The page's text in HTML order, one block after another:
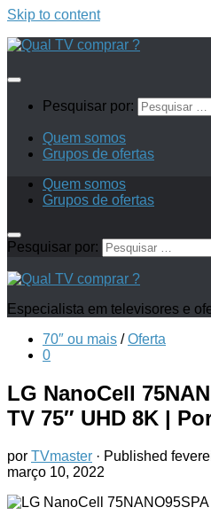
Skip to content
Pesquisar por:
Quem somos
Grupos de ofertas
Quem somos
Grupos de ofertas
Pesquisar por:
Especialista em televisores e
70″ ou mais / Oferta
0
LG NanoCell
TV 75″ UHD 8K |
por TVmaster · Published
março 10, 2022